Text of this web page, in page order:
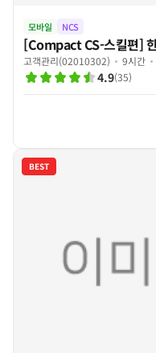
모바일 NCS
[Compact CS-스킬편]
고객관리(02010302) 9시간
4.9(35)
BEST